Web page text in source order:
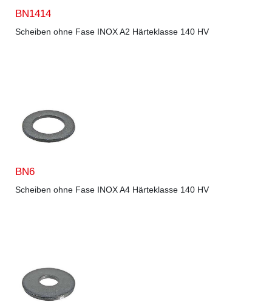
BN1414
Scheiben ohne Fase INOX A2 Härteklasse 140 HV
BN6
Scheiben ohne Fase INOX A4 Härteklasse 140 HV